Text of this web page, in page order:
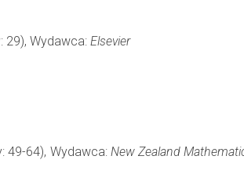
29), Wydawca: Elsevier
49-64), Wydawca: New Zealand